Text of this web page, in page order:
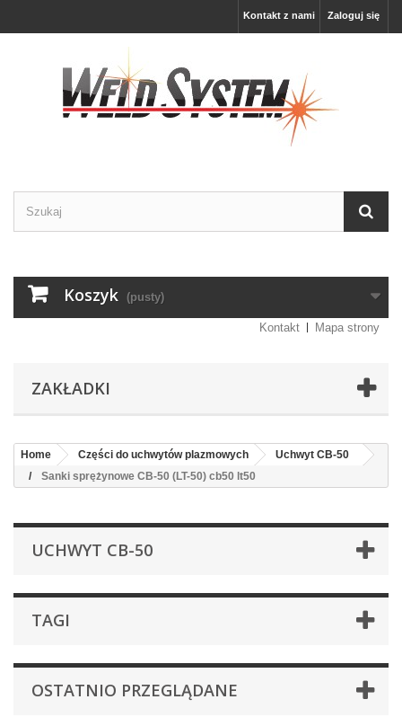
Zaloguj się
Kontakt z nami
Koszyk (pusty)
Kontakt Mapa strony
ZAKŁADKI
Home Części do uchwytów plazmowych
Uchwyt CB-50
Sanki sprężynowe CB-50 (LT-50) cb50 lt50
UCHWYT CB-50
TAGI
OSTATNIO PRZEGLĄDANE